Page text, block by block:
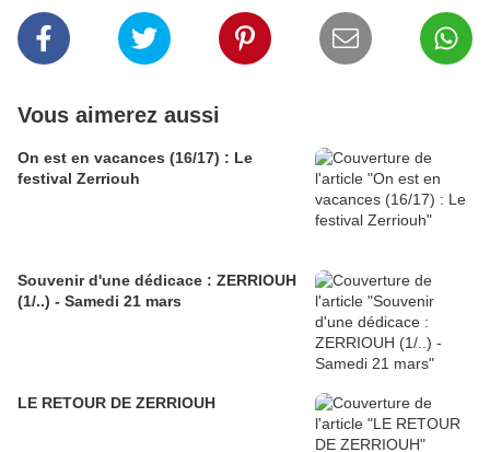
Vous aimerez aussi
On est en vacances (16/17) : Le
festival Zerriouh
Souvenir d'une dédicace : ZERRIOUH
(1/..) - Samedi 21 mars
LE RETOUR DE ZERRIOUH